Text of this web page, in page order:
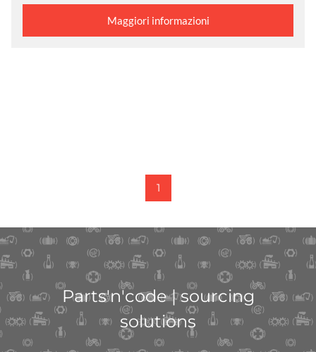
Maggiori informazioni
1
Parts'n'code | sourcing
solutions